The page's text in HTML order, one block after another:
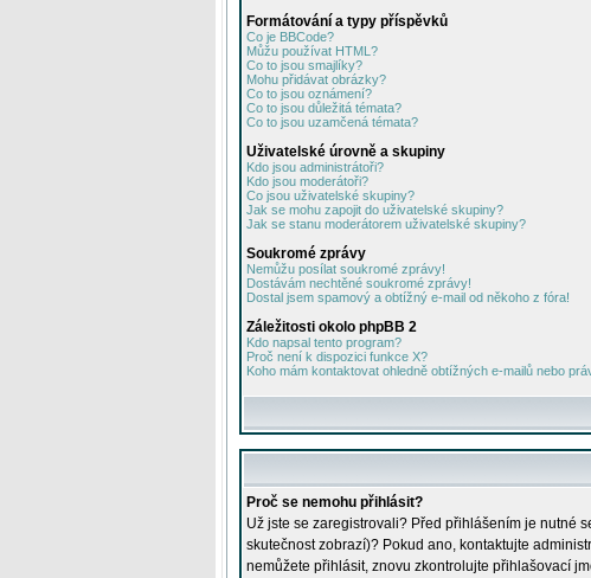
Formátování a typy příspěvků
Co je BBCode?
Můžu používat HTML?
Co to jsou smajlíky?
Mohu přidávat obrázky?
Co to jsou oznámení?
Co to jsou důležitá témata?
Co to jsou uzamčená témata?
Uživatelské úrovně a skupiny
Kdo jsou administrátoři?
Kdo jsou moderátoři?
Co jsou uživatelské skupiny?
Jak se mohu zapojit do uživatelské skupiny?
Jak se stanu moderátorem uživatelské skupiny?
Soukromé zprávy
Nemůžu posílat soukromé zprávy!
Dostávám nechtěné soukromé zprávy!
Dostal jsem spamový a obtížný e-mail od někoho z fóra!
Záležitosti okolo phpBB 2
Kdo napsal tento program?
Proč není k dispozici funkce X?
Koho mám kontaktovat ohledně obtížných e-mailů nebo
Proč se nemohu přihlásit?
Už jste se zaregistrovali? Před přihlášením je nutné
skutečnost zobrazí)? Pokud ano, kontaktujte
nemůžete přihlásit, znovu zkontrolujte přihlašovací